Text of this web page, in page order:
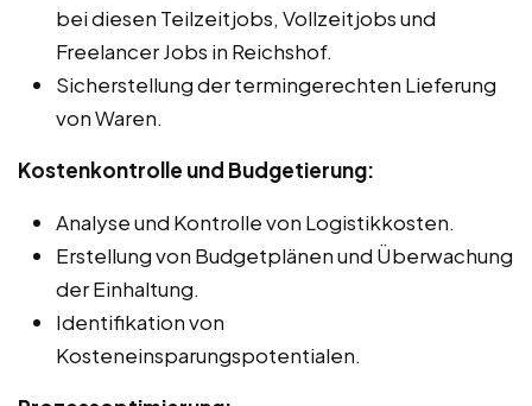
bei diesen Teilzeitjobs, Vollzeitjobs und
Freelancer Jobs in Reichshof.
Sicherstellung der termingerechten Lieferung
von Waren.
Kostenkontrolle und Budgetierung:
Analyse und Kontrolle von Logistikkosten.
Erstellung von Budgetplänen und Überwachung
der Einhaltung.
Identifikation von
Kosteneinsparungspotentialen.